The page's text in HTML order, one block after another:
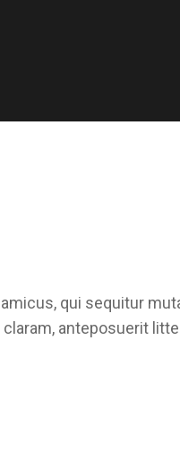
qui sequitur
anteposuerit